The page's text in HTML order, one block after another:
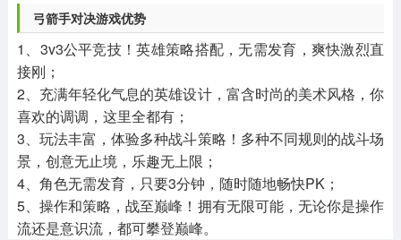
弓箭手对决游戏优势
1、3v3公平竞技！英雄策略搭配，无需发育，爽快激烈直
接刚；
2、充满年轻化气息的英雄设计，富含时尚的美术风格，你
喜欢的调调，这里全都有；
3、玩法丰富，体验多种战斗策略！多种不同规则的战斗场
景，创意无止境，乐趣无上限；
4、角色无需发育，只要3分钟，随时随地畅快PK；
5、操作和策略，战至巅峰！拥有无限可能，无论你是操作
流还是意识流，都可攀登巅峰。